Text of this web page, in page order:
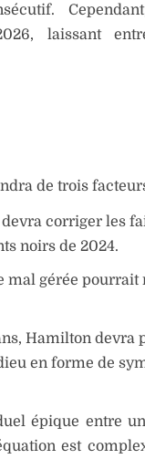
laissant
de trois
corriger les
noirs de 2024.
mal gérée pourrait
Hamilton devra
en forme de
épique entre
est